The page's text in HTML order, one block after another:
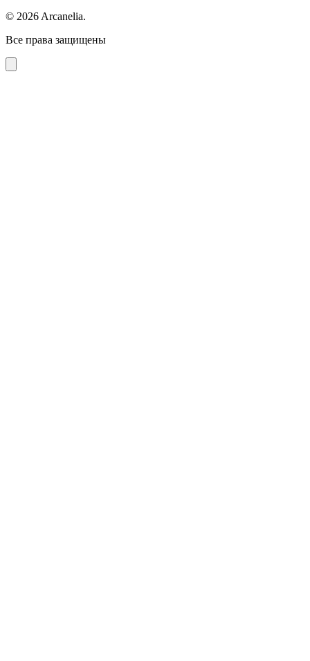
© 2026Arcanelia.
Все права защищены